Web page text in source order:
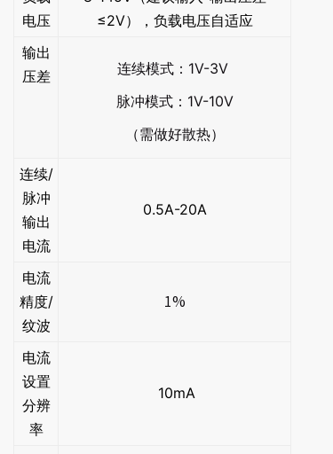
电压
≤2V），负载电压自适应
输出
压差
连续模式：1V-3V
脉冲模式：1V-10V
（需做好散热）
连续/
脉冲
输出
电流
0.5A-20A
电流
精度/
纹波
1%
电流
设置
分辨
率
10mA